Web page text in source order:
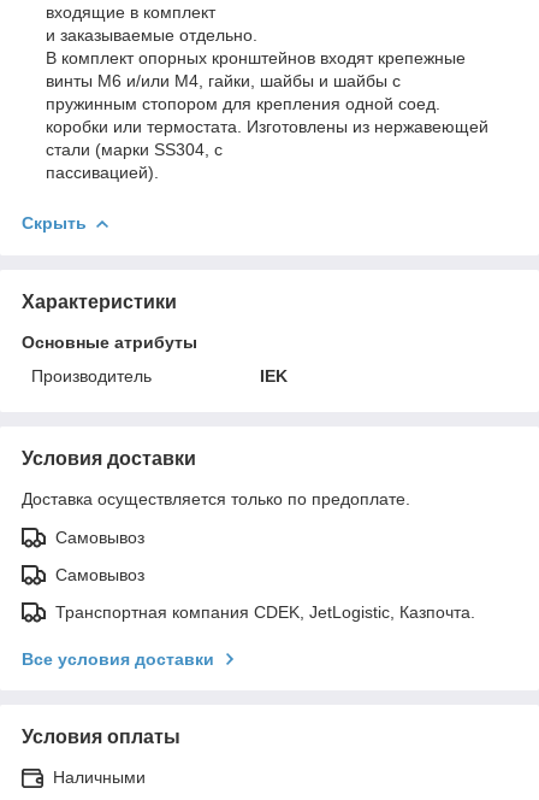
входящие в комплект
и заказываемые отдельно.
В комплект опорных кронштейнов входят крепежные
винты M6 и/или M4, гайки, шайбы и шайбы с
пружинным стопором для крепления одной соед.
коробки или термостата. Изготовлены из нержавеющей
стали (марки SS304, с
пассивацией).
Скрыть
Характеристики
Основные атрибуты
Производитель
IEK
Условия доставки
Доставка осуществляется только по предоплате.
Самовывоз
Самовывоз
Транспортная компания CDEK, JetLogistic, Казпочта.
Все условия доставки
Условия оплаты
Наличными